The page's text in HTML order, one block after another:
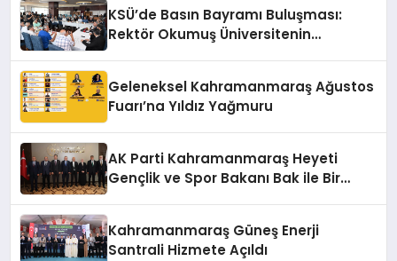
KSÜ’de Basın Bayramı Buluşması:
Rektör Okumuş Üniversitenin
Geleneksel Kahramanmaraş Ağustos
Fuarı’na Yıldız Yağmuru
AK Parti Kahramanmaraş Heyeti
Gençlik ve Spor Bakanı Bak ile Bir
Kahramanmaraş Güneş Enerji
Santrali Hizmete Açıldı